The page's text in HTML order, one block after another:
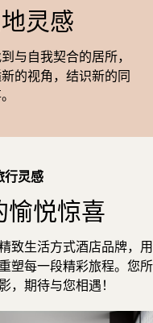
灵感
与自我契合的居所，
的视角，结识新的同
行灵感
悦惊喜
致生活方式酒店品牌，用
塑每一段精彩旅程。您所
，期待与您相遇！